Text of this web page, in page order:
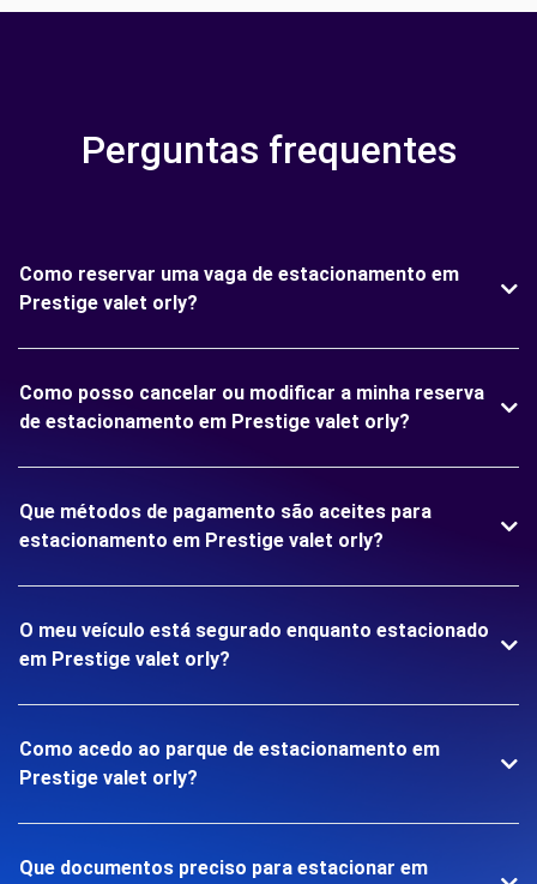
Perguntas frequentes
Como reservar uma vaga de estacionamento em
Prestige valet orly?
Como posso cancelar ou modificar a minha reserva
de estacionamento em Prestige valet orly?
Que métodos de pagamento são aceites para
estacionamento em Prestige valet orly?
O meu veículo está segurado enquanto estacionado
em Prestige valet orly?
Como acedo ao parque de estacionamento em
Prestige valet orly?
Que documentos preciso para estacionar em